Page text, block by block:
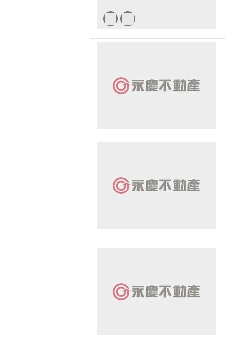
台中市-霧峰區
台中市-大雅區
台中市-豐原區
彰化縣-芳苑鄉
南投縣-仁愛鄉